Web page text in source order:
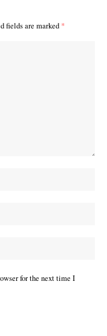
fields are marked *
for the next time I